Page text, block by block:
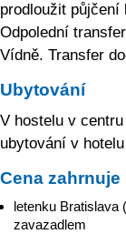
prodloužit
Odpolední
Vídně. Transfer
Ubytování
V hostelu v
ubytování v hotelu
Cena zahrnuje
letenku Bratislava
zavazadlem